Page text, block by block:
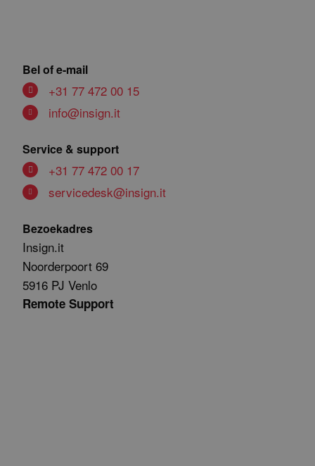
Bel of e-mail
+31 77 472 00 15
info@insign.it
Service & support
+31 77 472 00 17
servicedesk@insign.it
Bezoekadres
Insign.it
Noorderpoort 69
5916 PJ Venlo
Remote Support